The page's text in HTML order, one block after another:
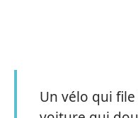
Un vélo qui